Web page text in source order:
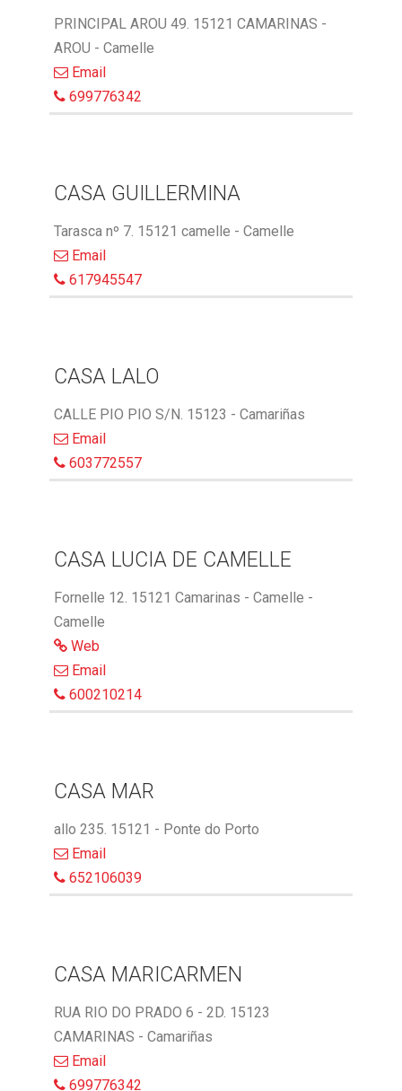
PRINCIPAL AROU 49. 15121 CAMARINAS -
AROU - Camelle
Email
699776342
CASA GUILLERMINA
Tarasca nº 7. 15121 camelle - Camelle
Email
617945547
CASA LALO
CALLE PIO PIO S/N. 15123 - Camariñas
Email
603772557
CASA LUCIA DE CAMELLE
Fornelle 12. 15121 Camarinas - Camelle -
Camelle
Web
Email
600210214
CASA MAR
allo 235. 15121 - Ponte do Porto
Email
652106039
CASA MARICARMEN
RUA RIO DO PRADO 6 - 2D. 15123
CAMARINAS - Camariñas
Email
699776342